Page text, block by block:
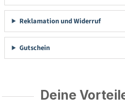
Reklamation und Widerruf
Gutschein
Deine